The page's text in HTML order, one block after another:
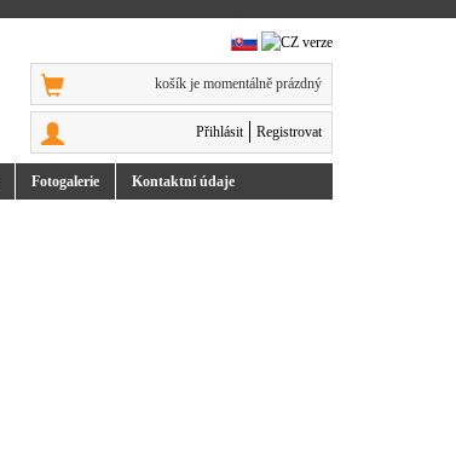
košík je momentálně prázdný
Přihlásit Registrovat
Fotogalerie Kontaktní údaje